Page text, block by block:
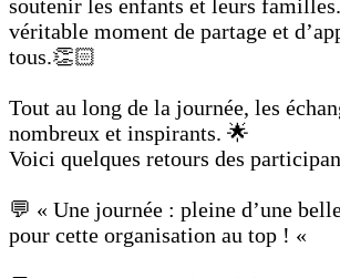
soutenir les enfants et leurs
véritable moment de partage et
tous.👏🏻
Tout au long de la journée, les
nombreux et inspirants. 🌟
Voici quelques retours des
💬 « Une journée : pleine d’une
pour cette organisation au top ! «